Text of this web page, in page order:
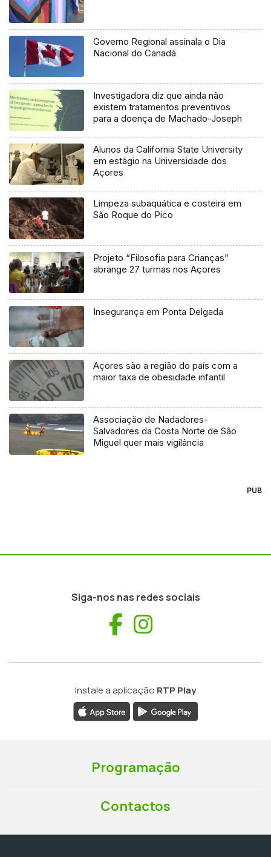
Governo Regional assinala o Dia
Nacional do Canadá
Investigadora diz que ainda não
existem tratamentos preventivos
para a doença de Machado-Joseph
Alunos da California State University
em estágio na Universidade dos
Açores
Limpeza subaquática e costeira em
São Roque do Pico
Projeto “Filosofia para Crianças”
abrange 27 turmas nos Açores
Insegurança em Ponta Delgada
Açores são a região do país com a
maior taxa de obesidade infantil
Associação de Nadadores-
Salvadores da Costa Norte de São
Miguel quer mais vigilância
PUB
Siga-nos nas redes sociais
Facebook
Instale a aplicação RTP Play
Programação
Contactos